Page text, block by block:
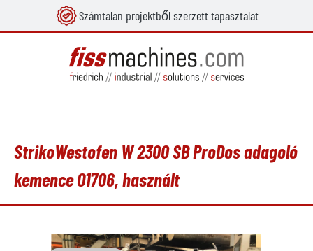
Számtalan projektből szerzett tapasztalat
StrikoWestofen W 2300 SB ProDos adagoló
kemence O1706, használt
Képgaléria kihagyása